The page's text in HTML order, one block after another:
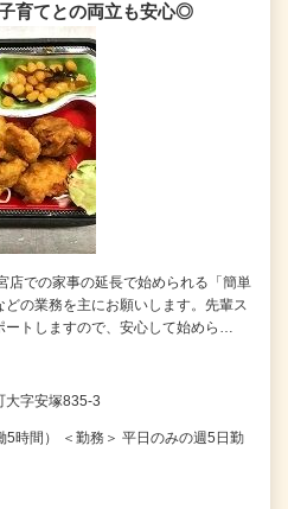
育てとの両立も安心◎
店での家事の延長で始められる「簡単
の業務を主にお願いします。先輩ス
ートしますので、安心して始めら…
大字安塚835-3
時間） ＜勤務＞ 平日のみの週5日勤